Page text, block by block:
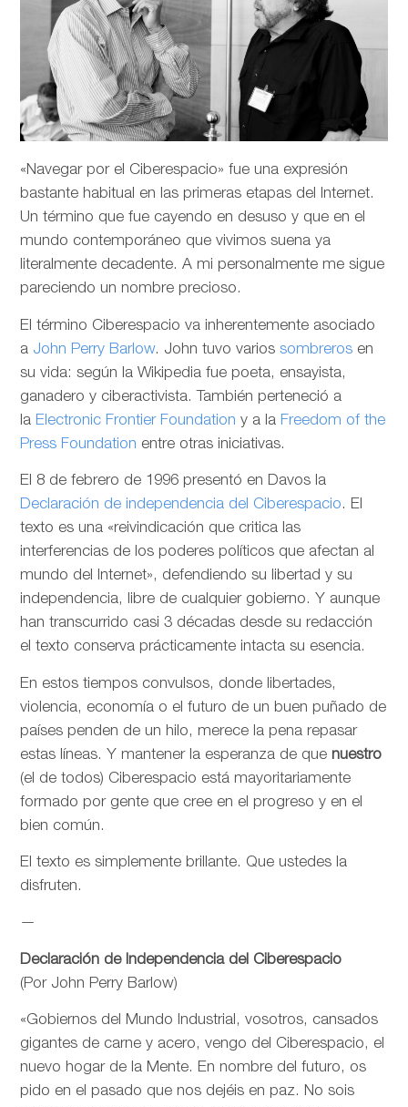
«Navegar por el Ciberespacio» fue una expresión
bastante habitual en las primeras etapas del Internet.
Un término que fue cayendo en desuso y que en el
mundo contemporáneo que vivimos suena ya
literalmente decadente. A mi personalmente me sigue
pareciendo un nombre precioso.
El término Ciberespacio va inherentemente asociado
a John Perry Barlow. John tuvo variossombreros en
su vida: según la Wikipedia fue poeta, ensayista,
ganadero y ciberactivista. También perteneció a
la Electronic Frontier Foundation y a la Freedom of the
Press Foundation entre otras iniciativas.
El 8 de febrero de 1996 presentó en Davos la
Declaración de independencia del Ciberespacio. El
texto es una «reivindicación que critica las
interferencias de los poderes políticos que afectan al
mundo del Internet», defendiendo su libertad y su
independencia, libre de cualquier gobierno. Y aunque
han transcurrido casi 3 décadas desde su redacción
el texto conserva prácticamente intacta su esencia.
En estos tiempos convulsos, donde libertades,
violencia, economía o el futuro de un buen puñado de
países penden de un hilo, merece la pena repasar
estas líneas. Y mantener la esperanza de que nuestro
(el de todos) Ciberespacio está mayoritariamente
formado por gente que cree en el progreso y en el
bien común.
El texto es simplemente brillante. Que ustedes la
disfruten.
—
Declaración de Independencia del Ciberespacio
(Por John Perry Barlow)
«Gobiernos del Mundo Industrial, vosotros, cansados
gigantes de carne y acero, vengo del Ciberespacio, el
nuevo hogar de la Mente. En nombre del futuro, os
pido en el pasado que nos dejéis en paz. No sois